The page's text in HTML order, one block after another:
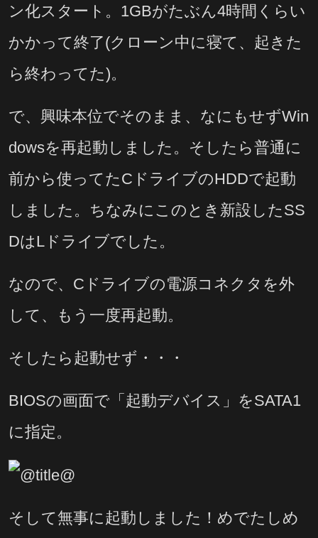
ン化スタート。1GBがたぶん4時間くらい
かかって終了(クローン中に寝て、起きた
ら終わってた)。
で、興味本位でそのまま、なにもせずWin
dowsを再起動しました。そしたら普通に
前から使ってたCドライブのHDDで起動
しました。ちなみにこのとき新設したSS
DはLドライブでした。
なので、Cドライブの電源コネクタを外
して、もう一度再起動。
そしたら起動せず・・・
BIOSの画面で「起動デバイス」をSATA1
に指定。
そして無事に起動しました！めでたしめ